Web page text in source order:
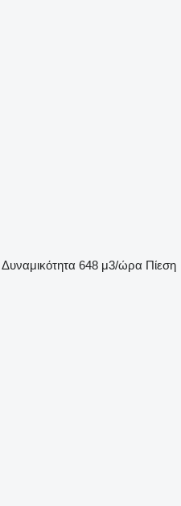
Δυναμικότητα 648 μ3/ώρα Πίεση